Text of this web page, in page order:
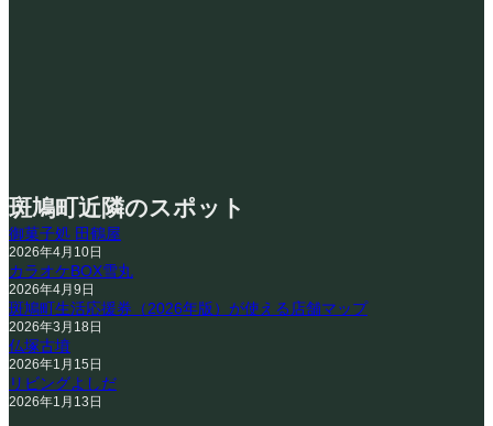
斑鳩町近隣のスポット
御菓子処 田鶴屋
2026年4月10日
カラオケBOX雪丸
2026年4月9日
斑鳩町生活応援券（2026年版）が使える店舗マップ
2026年3月18日
仏塚古墳
2026年1月15日
リビングよしだ
2026年1月13日